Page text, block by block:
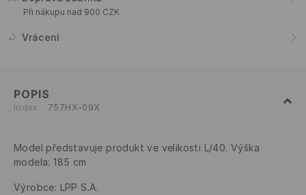
Při nákupu nad 900 CZK
Vrácení
POPIS
Index 757HX-09X
Model představuje produkt ve velikosti L/40. Výška
modela: 185 cm
Výrobce: LPP S.A.